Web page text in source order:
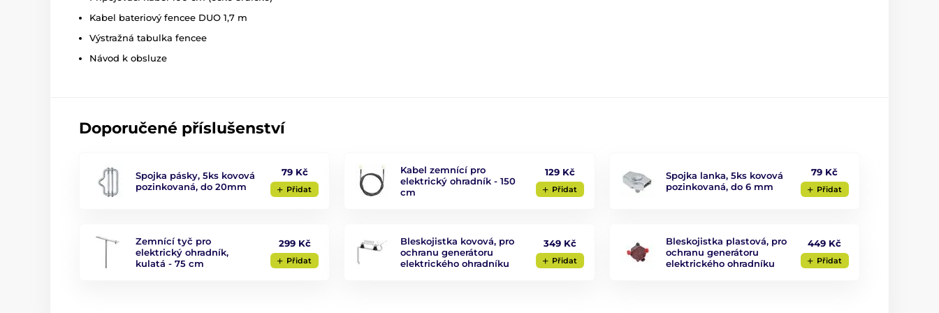
Kabel bateriový fencee DUO 1,7 m
Výstražná tabulka fencee
Návod k obsluze
Doporučené příslušenství
Spojka pásky, 5ks kovová
pozinkovaná, do 20mm
79 Kč
Přidat
Kabel zemnící pro
elektrický ohradník - 150
cm
129 Kč
Přidat
Spojka lanka, 5ks kovová
pozinkovaná, do 6 mm
79 Kč
Přidat
Zemnící tyč pro
elektrický ohradník,
kulatá - 75 cm
299 Kč
Přidat
Bleskojistka kovová, pro
ochranu generátoru
elektrického ohradníku
349 Kč
Přidat
Bleskojistka plastová, pro
ochranu generátoru
elektrického ohradníku
449 Kč
Přidat